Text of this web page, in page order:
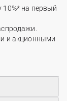
10%* на первый
и акционными